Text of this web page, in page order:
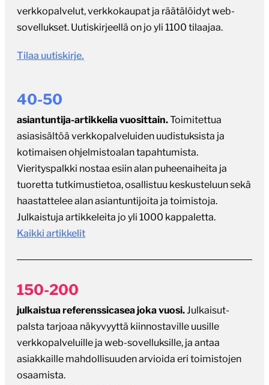
verkkopalvelut, verkkokaupat ja räätälöidyt web-
sovellukset. Uutiskirjeellä on jo yli 1100 tilaajaa.
Tilaa uutiskirje.
40-50
asiantuntija-artikkelia vuosittain.Toimitettua
asiasisältöä verkkopalveluiden uudistuksista ja
kotimaisen ohjelmistoalan tapahtumista.
Vierityspalkki nostaa esiin alan puheenaiheita ja
tuoretta tutkimustietoa, osallistuu keskusteluun sekä
haastattelee alan asiantuntijoita ja toimistoja.
Julkaistuja artikkeleita jo yli 1000 kappaletta.
Kaikki artikkelit
150-200
julkaistua referenssicasea joka vuosi.Julkaisut-
palsta tarjoaa näkyvyyttä kiinnostaville uusille
verkkopalveluille ja web-sovelluksille, ja antaa
asiakkaille mahdollisuuden arvioida eri toimistojen
osaamista.